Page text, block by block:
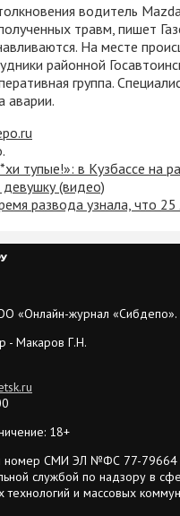
водитель
травм, пишет
На месте
районной
группа.
аварии.
тупые!»: в Кузбассе на
девушку (видео)
развода узнала, что
«Онлайн-журнал «Сибдепо».
- Макаров Г.Н.
18+
номер СМИ ЭЛ №ФС 77-79664
службой по надзору в
и массовых